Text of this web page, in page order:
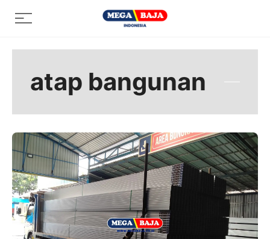
Menu
atap bangunan